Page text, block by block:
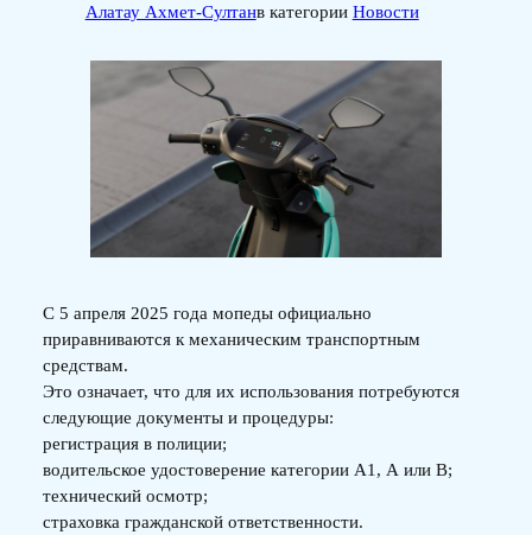
Алатау Ахмет-Султанв категории Новости
С 5 апреля 2025 года мопеды официально
приравниваются к механическим транспортным
средствам.
Это означает, что для их использования потребуются
следующие документы и процедуры:
регистрация в полиции;
водительское удостоверение категории А1, А или В;
технический осмотр;
страховка гражданской ответственности.